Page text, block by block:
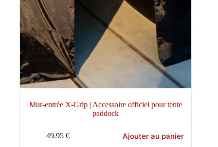
Mur-entrée X-Grip | Accessoire officiel pour tente
paddock
49.95€ Ajouter au panier